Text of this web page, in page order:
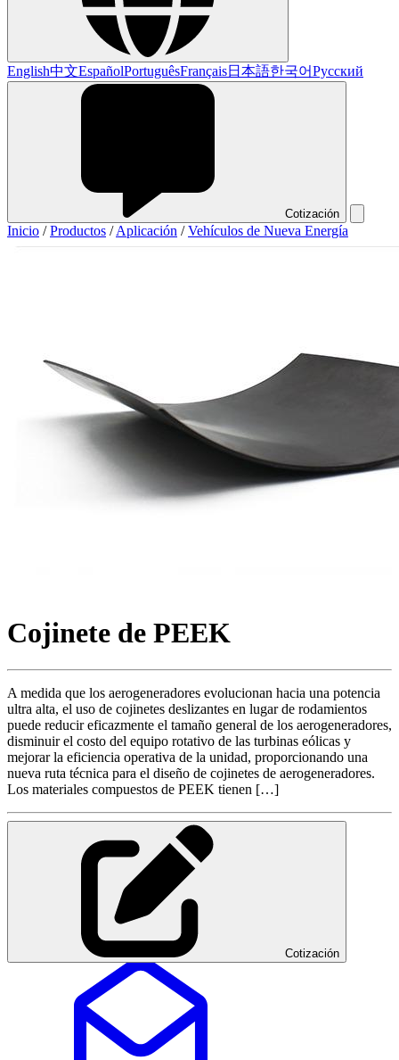
English中文EspañolPortuguêsFrançais日本語한국어Русский
Cotización
Inicio /Productos /Aplicación /Vehículos de Nueva Energía
Cojinete de PEEK
A medida que los aerogeneradores evolucionan hacia una potencia
ultra alta, el uso de cojinetes deslizantes en lugar de rodamientos
puede reducir eficazmente el tamaño general de los aerogeneradores,
disminuir el costo del equipo rotativo de las turbinas eólicas y
mejorar la eficiencia operativa de la unidad, proporcionando una
nueva ruta técnica para el diseño de cojinetes de aerogeneradores.
Los materiales compuestos de PEEK tienen […]
Cotización